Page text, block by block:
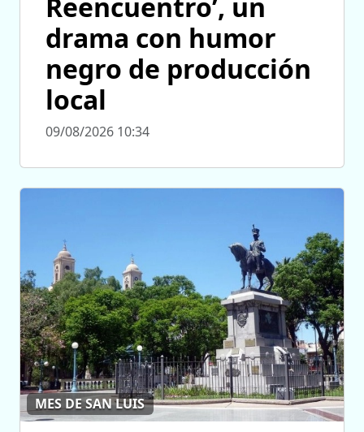
drama con humor
negro de producción
local
09/08/2026 10:34
MES DE SAN LUIS